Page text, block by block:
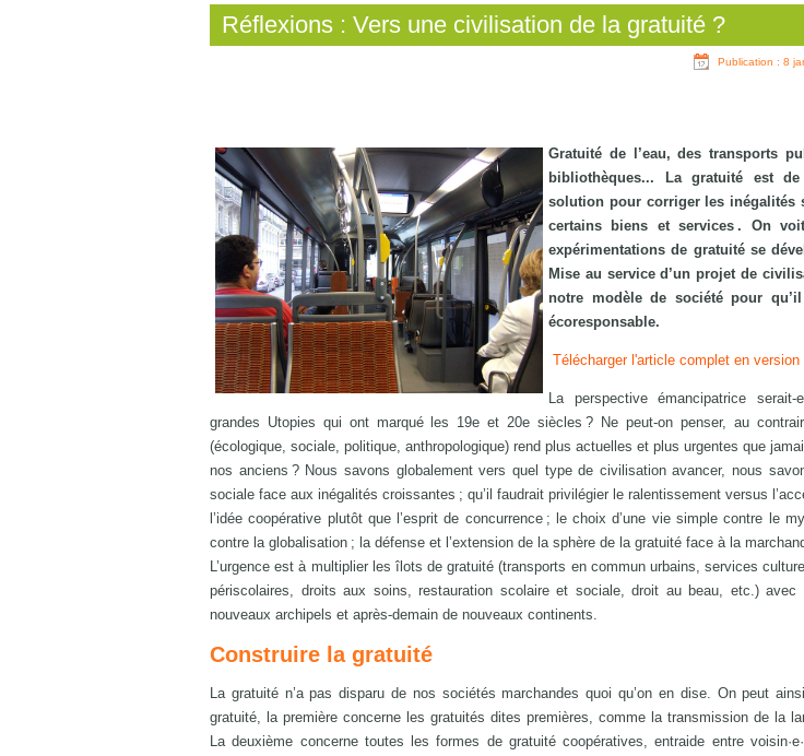
Réflexions : Vers une civilisation de la gratuité ?
Publication : 8
Gratuité de l’eau, des transports
bibliothèques... La gratuité est
solution pour corriger les inégalités
certains biens et services . On
expérimentations de gratuité se
Mise au service d’un projet de
notre modèle de société pour
écoresponsable.
Télécharger l'article complet en version
La perspective émancipatrice
grandes Utopies qui ont marqué les 19e et 20e siècles ? Ne peut-on penser, au
(écologique, sociale, politique, anthropologique) rend plus actuelles et plus urgentes que
nos anciens ? Nous savons globalement vers quel type de civilisation avancer, nous
sociale face aux inégalités croissantes ; qu’il faudrait privilégier le ralentissement versus
l’idée coopérative plutôt que l’esprit de concurrence ; le choix d’une vie simple contre le
contre la globalisation ; la défense et l’extension de la sphère de la gratuité face à la
L’urgence est à multiplier les îlots de gratuité (transports en commun urbains, services
périscolaires, droits aux soins, restauration scolaire et sociale, droit au beau, etc.) avec
nouveaux archipels et après-demain de nouveaux continents.
Construire la gratuité
La gratuité n’a pas disparu de nos sociétés marchandes quoi qu’on en dise. On peut
gratuité, la première concerne les gratuités dites premières, comme la transmission de la
La deuxième concerne toutes les formes de gratuité coopératives, entraide entre